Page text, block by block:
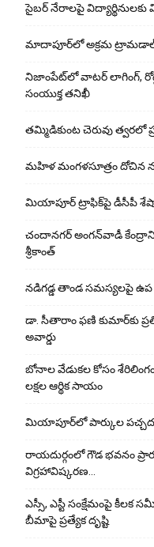
సైబర్ నేరాలపై
మాదాపూర్‌లో అక్రమ ట్రామడాల్
నిజాంపేట్‌లో వాటర్ లాగింగ్,
సంయుక్త తనిఖీ
తమ్మిడికుంట చెరువు త్వరలో
మహిళ మంగళసూత్రం దోచిన
మియాపూర్ ట్రాఫిక్‌పై డీసీపీ
చందానగర్ అంగన్‌వాడీ
శ్రీకాంత్
నడిగడ్డ తాండ సమస్యలపై
డా. సీతారాం ఫణి కుమార్‌కు
అవార్డు
బోనాల వేడుకల కోసం
లక్షల ఆర్థిక సాయం
మియాపూర్‌లో పార్కుల
రాయదుర్గంలో గౌడ భవనం
విగ్రహావిష్కరణ…
ఎస్సీ, ఎస్టీ సంక్షేమంపై కీలక
బీమాపై ప్రత్యేక దృష్టి